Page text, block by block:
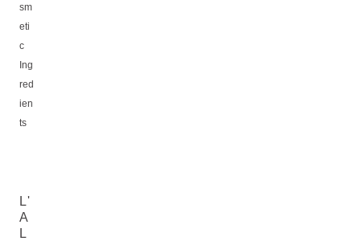
sm
eti
c
Ing
red
ien
ts
L'
A
L